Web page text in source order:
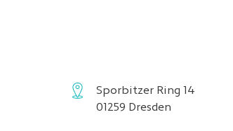
Sporbitzer Ring 14
01259 Dresden